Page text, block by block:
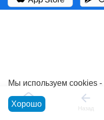
Главная Назад
Мы используем cookies -
Хорошо